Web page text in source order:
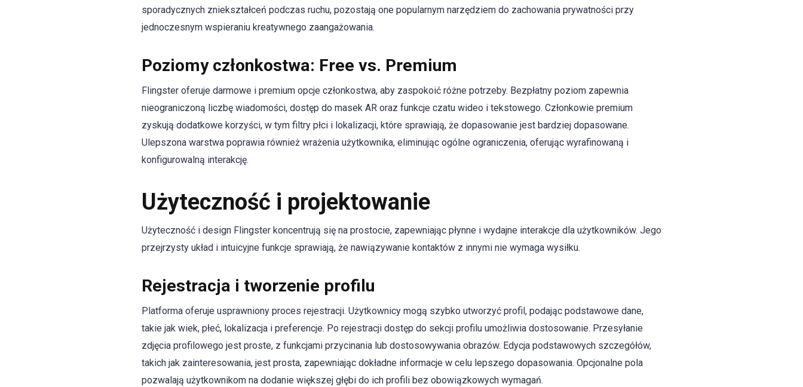
sporadycznych zniekształceń podczas ruchu, pozostają one popularnym narzędziem do zachowania prywatności przy
jednoczesnym wspieraniu kreatywnego zaangażowania.
Poziomy członkostwa: Free vs. Premium
Flingster oferuje darmowe i premium opcje członkostwa, aby zaspokoić różne potrzeby. Bezpłatny poziom zapewnia
nieograniczoną liczbę wiadomości, dostęp do masek AR oraz funkcje czatu wideo i tekstowego. Członkowie premium
zyskują dodatkowe korzyści, w tym filtry płci i lokalizacji, które sprawiają, że dopasowanie jest bardziej dopasowane.
Ulepszona warstwa poprawia również wrażenia użytkownika, eliminując ogólne ograniczenia, oferując wyrafinowaną i
konfigurowalną interakcję.
Użyteczność i projektowanie
Użyteczność i design Flingster koncentrują się na prostocie, zapewniając płynne i wydajne interakcje dla użytkowników. Jego
przejrzysty układ i intuicyjne funkcje sprawiają, że nawiązywanie kontaktów z innymi nie wymaga wysiłku.
Rejestracja i tworzenie profilu
Platforma oferuje usprawniony proces rejestracji. Użytkownicy mogą szybko utworzyć profil, podając podstawowe dane,
takie jak wiek, płeć, lokalizacja i preferencje. Po rejestracji dostęp do sekcji profilu umożliwia dostosowanie. Przesyłanie
zdjęcia profilowego jest proste, z funkcjami przycinania lub dostosowywania obrazów. Edycja podstawowych szczegółów,
takich jak zainteresowania, jest prosta, zapewniając dokładne informacje w celu lepszego dopasowania. Opcjonalne pola
pozwalają użytkownikom na dodanie większej głębi do ich profili bez obowiązkowych wymagań.